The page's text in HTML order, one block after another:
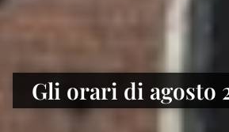
Gli orari di agosto